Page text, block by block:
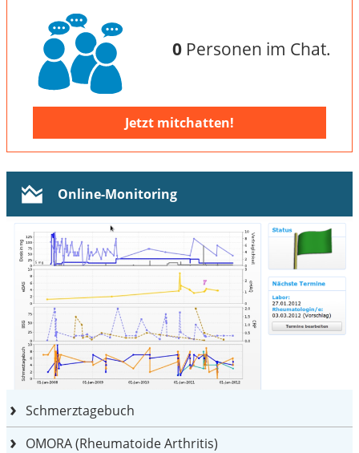
0Personen im Chat.
Jetzt mitchatten!
Online-Monitoring
Schmerztagebuch
OMORA (Rheumatoide Arthritis)